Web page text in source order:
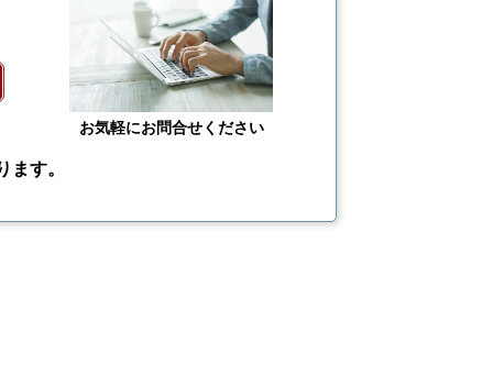
お気軽にお問合せください
す。